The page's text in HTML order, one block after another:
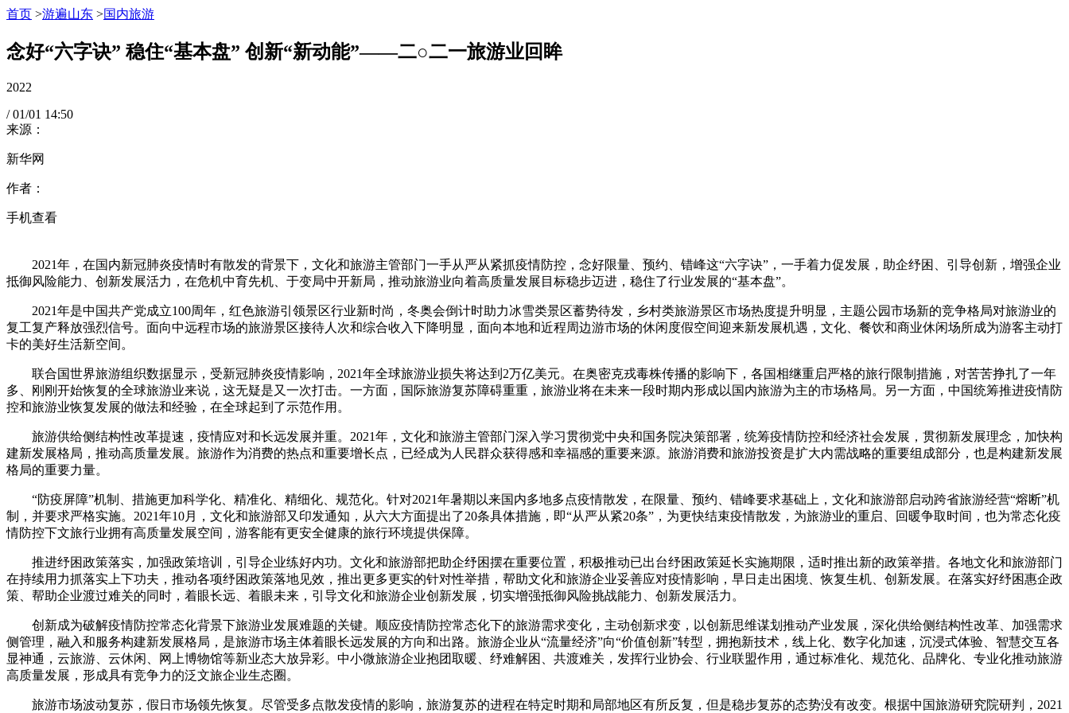
首页 >游遍山东 >国内旅游
念好“六字诀” 稳住“基本盘” 创新“新动能”——二○二一旅游业回眸
2022
/ 01/01 14:50
来源：
新华网
作者：
手机查看
2021年，在国内新冠肺炎疫情时有散发的背景下，文化和旅游主管部门一手从严从紧抓疫情防控，念好限量、预约、错峰这“六字诀”，一手着力促发展，助企纾困、引导创新，增强企业
抵御风险能力、创新发展活力，在危机中育先机、于变局中开新局，推动旅游业向着高质量发展目标稳步迈进，稳住了行业发展的“基本盘”。
2021年是中国共产党成立100周年，红色旅游引领景区行业新时尚，冬奥会倒计时助力冰雪类景区蓄势待发，乡村类旅游景区市场热度提升明显，主题公园市场新的竞争格局对旅游业的
复工复产释放强烈信号。面向中远程市场的旅游景区接待人次和综合收入下降明显，面向本地和近程周边游市场的休闲度假空间迎来新发展机遇，文化、餐饮和商业休闲场所成为游客主动打
卡的美好生活新空间。
联合国世界旅游组织数据显示，受新冠肺炎疫情影响，2021年全球旅游业损失将达到2万亿美元。在奥密克戎毒株传播的影响下，各国相继重启严格的旅行限制措施，对苦苦挣扎了一年
多、刚刚开始恢复的全球旅游业来说，这无疑是又一次打击。一方面，国际旅游复苏障碍重重，旅游业将在未来一段时期内形成以国内旅游为主的市场格局。另一方面，中国统筹推进疫情防
控和旅游业恢复发展的做法和经验，在全球起到了示范作用。
旅游供给侧结构性改革提速，疫情应对和长远发展并重。2021年，文化和旅游主管部门深入学习贯彻党中央和国务院决策部署，统筹疫情防控和经济社会发展，贯彻新发展理念，加快构
建新发展格局，推动高质量发展。旅游作为消费的热点和重要增长点，已经成为人民群众获得感和幸福感的重要来源。旅游消费和旅游投资是扩大内需战略的重要组成部分，也是构建新发展
格局的重要力量。
“防疫屏障”机制、措施更加科学化、精准化、精细化、规范化。针对2021年暑期以来国内多地多点疫情散发，在限量、预约、错峰要求基础上，文化和旅游部启动跨省旅游经营“熔断”机
制，并要求严格实施。2021年10月，文化和旅游部又印发通知，从六大方面提出了20条具体措施，即“从严从紧20条”，为更快结束疫情散发，为旅游业的重启、回暖争取时间，也为常态化疫
情防控下文旅行业拥有高质量发展空间，游客能有更安全健康的旅行环境提供保障。
推进纾困政策落实，加强政策培训，引导企业练好内功。文化和旅游部把助企纾困摆在重要位置，积极推动已出台纾困政策延长实施期限，适时推出新的政策举措。各地文化和旅游部门
在持续用力抓落实上下功夫，推动各项纾困政策落地见效，推出更多更实的针对性举措，帮助文化和旅游企业妥善应对疫情影响，早日走出困境、恢复生机、创新发展。在落实好纾困惠企政
策、帮助企业渡过难关的同时，着眼长远、着眼未来，引导文化和旅游企业创新发展，切实增强抵御风险挑战能力、创新发展活力。
创新成为破解疫情防控常态化背景下旅游业发展难题的关键。顺应疫情防控常态化下的旅游需求变化，主动创新求变，以创新思维谋划推动产业发展，深化供给侧结构性改革、加强需求
侧管理，融入和服务构建新发展格局，是旅游市场主体着眼长远发展的方向和出路。旅游企业从“流量经济”向“价值创新”转型，拥抱新技术，线上化、数字化加速，沉浸式体验、智慧交互各
显神通，云旅游、云休闲、网上博物馆等新业态大放异彩。中小微旅游企业抱团取暖、纾难解困、共渡难关，发挥行业协会、行业联盟作用，通过标准化、规范化、品牌化、专业化推动旅游
高质量发展，形成具有竞争力的泛文旅企业生态圈。
旅游市场波动复苏，假日市场领先恢复。尽管受多点散发疫情的影响，旅游复苏的进程在特定时期和局部地区有所反复，但是稳步复苏的态势没有改变。根据中国旅游研究院研判，2021